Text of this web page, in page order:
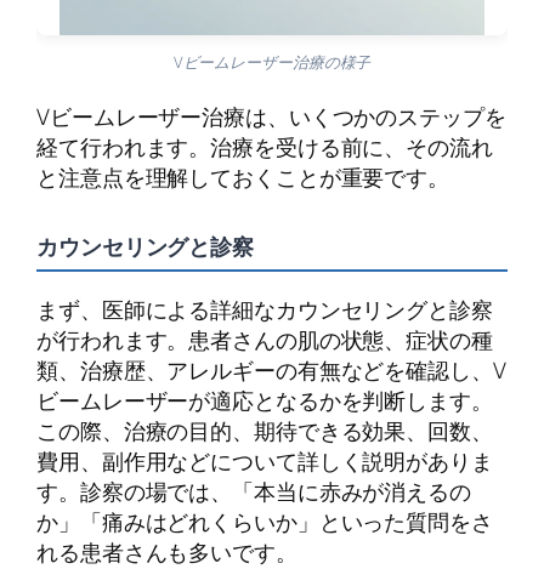
Vビームレーザー治療の様子
Vビームレーザー治療は、いくつかのステップを
経て行われます。治療を受ける前に、その流れ
と注意点を理解しておくことが重要です。
カウンセリングと診察
まず、医師による詳細なカウンセリングと診察
が行われます。患者さんの肌の状態、症状の種
類、治療歴、アレルギーの有無などを確認し、V
ビームレーザーが適応となるかを判断します。
この際、治療の目的、期待できる効果、回数、
費用、副作用などについて詳しく説明がありま
す。診察の場では、「本当に赤みが消えるの
か」「痛みはどれくらいか」といった質問をさ
れる患者さんも多いです。